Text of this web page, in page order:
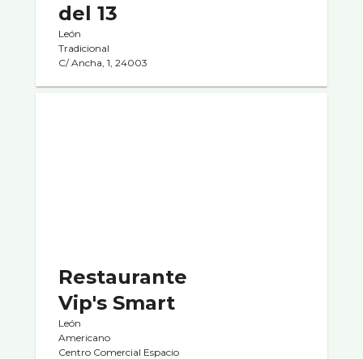
del 13
León
Tradicional
C/ Ancha, 1, 24003
Restaurante
Vip's Smart
León
Americano
Centro Comercial Espacio